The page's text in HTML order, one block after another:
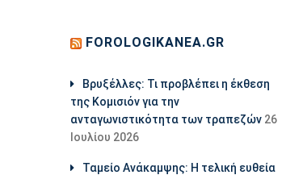
FOROLOGIKANEA.GR
Βρυξέλλες: Τι προβλέπει η έκθεση
της Κομισιόν για την
ανταγωνιστικότητα των τραπεζών 26
Ιουλίου 2026
Ταμείο Ανάκαμψης: Η τελική ευθεία